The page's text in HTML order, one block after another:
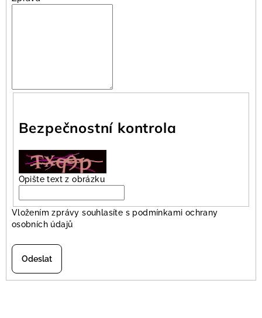
Bezpečnostní kontrola
Opište text z obrázku
Vložením zprávy souhlasíte s podmínkami ochrany
osobních údajů
Odeslat